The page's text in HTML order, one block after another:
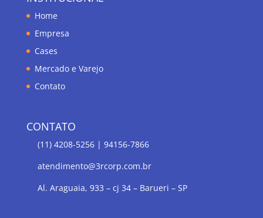
Home
Empresa
Cases
Mercado e Varejo
Contato
CONTATO
(11) 4208-5256 | 94156-7866
atendimento@3rcorp.com.br
Al. Araguaia, 933 – cj 34 – Barueri – SP